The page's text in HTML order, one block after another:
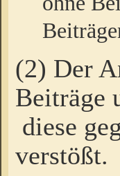
(2) Der
Beiträge
diese
verstößt.